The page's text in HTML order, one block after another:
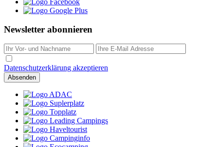
Newsletter abonnieren
Datenschutzerklärung akzeptieren